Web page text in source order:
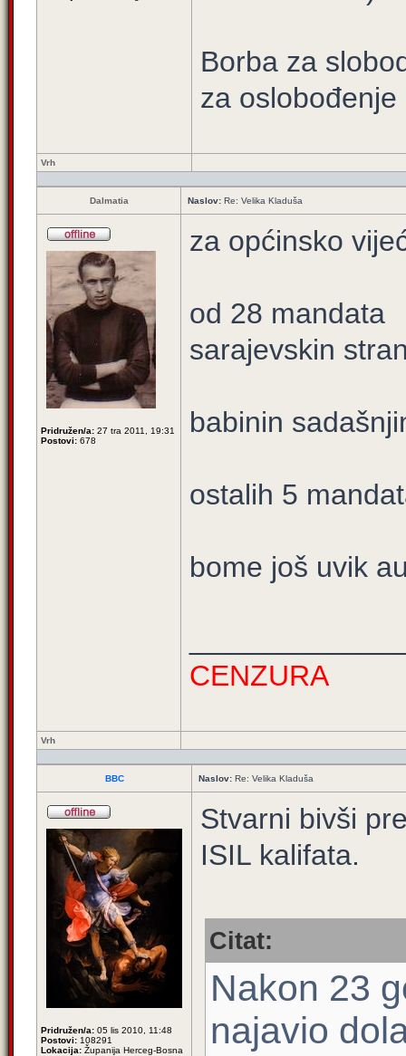
Borba za
za
Vrh
Dalmatia Naslov: Re: Velika Kladuša
Pridružen/a: 27 tra 2011, 19:31
Postovi: 678
za općinsko
od 28 mandata
sarajevskin
babinin
ostalih 5
bome još uvik
CENZURA
Vrh
BBC Naslov: Re: Velika Kladuša
Pridružen/a: 05 lis 2010, 11:48
Postovi: 108291
Lokacija: Županija Herceg-Bosna
Stvarni bivši
ISIL kalifata.
Citat:
Nakon 23
najavio